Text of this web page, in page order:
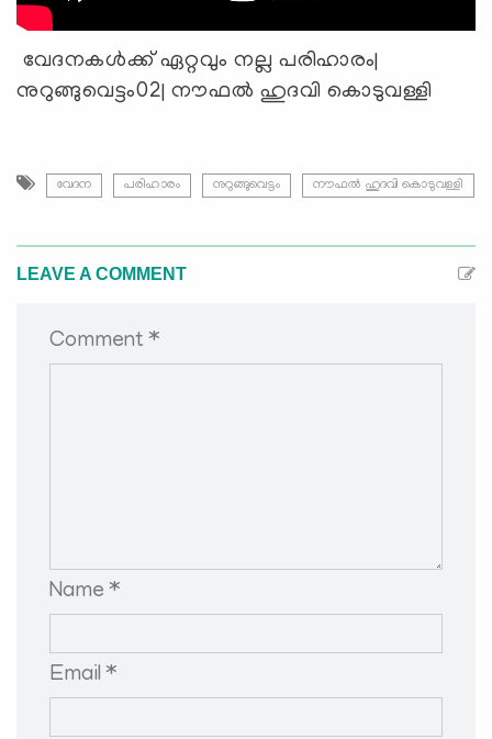
വേദനകള്‍ക്ക് ഏറ്റവും നല്ല പരിഹാരം|
നുറുങ്ങുവെട്ടം02| നൗഫല്‍ ഹുദവി കൊടുവള്ളി
വേദന പരിഹാരം നുറുങ്ങുവെട്ടം നൗഫല്‍ ഹുദവി കൊടുവള്ളി
LEAVE A COMMENT
Comment *
Name *
Email *